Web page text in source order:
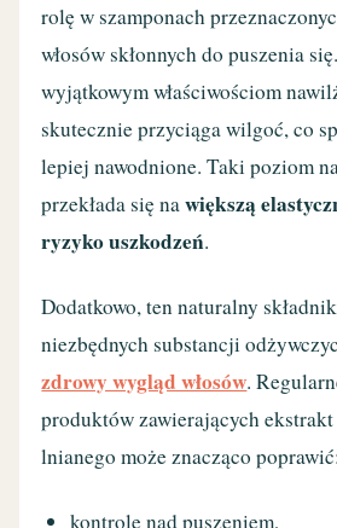
rolę w szamponach
włosów skłonnych do puszenia
wyjątkowym właściwościom
skutecznie przyciąga wilgoć, co
lepiej nawodnione. Taki poziom
przekłada się nawiększą
ryzyko uszkodzeń.
Dodatkowo, ten naturalny
niezbędnych substancji
zdrowy wygląd włosów.
produktów zawierających
lnianego może znacząco
kontrolę nad puszeniem,